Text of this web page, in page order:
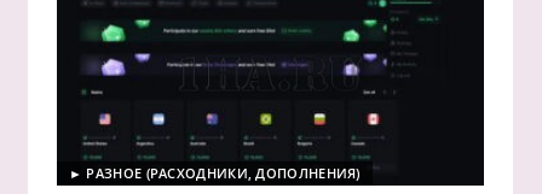
► РАЗНОЕ (РАСХОДНИКИ, ДОПОЛНЕНИЯ)